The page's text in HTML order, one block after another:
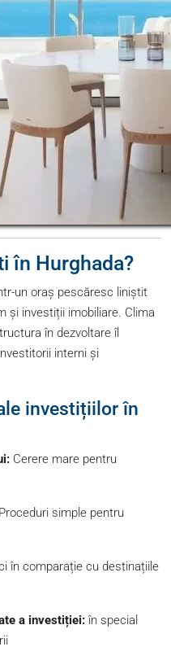
în Hurghada?
un oraș pescăresc liniștit
și investiții imobiliare. Clima
în dezvoltare îl
interni și
investițiilor în
Cerere mare pentru
Proceduri simple pentru
în comparație cu destinațiile
a investiției: în special